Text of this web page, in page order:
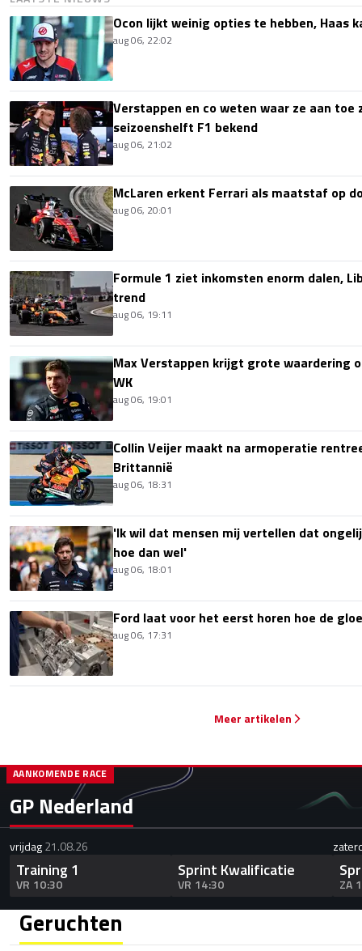
Ocon lijkt weinig opties te hebben, Haas
aug 06, 22:02
Verstappen en co weten waar ze aan
seizoenshelft F1 bekend
aug 06, 21:02
McLaren erkent Ferrari als maatstaf op
aug 06, 20:01
Formule 1 ziet inkomsten enorm dalen,
trend
aug 06, 19:11
Max Verstappen krijgt grote waardering
WK
aug 06, 19:01
Collin Veijer maakt na armoperatie
Brittannië
aug 06, 18:31
'Ik wil dat mensen mij vertellen dat
hoe dan wel'
aug 06, 18:01
Ford laat voor het eerst horen hoe de
aug 06, 17:31
Meer artikelen
GP Nederland
AANKOMENDE RACE
vrijdag21.08.26
Training 1
VR 10:30
Sprint Kwalificatie
VR 14:30 ZA
Geruchten